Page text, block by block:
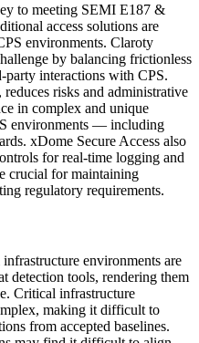
to meeting SEMI E187 &
access solutions are
environments. Claroty
by balancing frictionless
party interactions with CPS.
risks and administrative
in complex and unique
environments — including
xDome Secure Access also
for real-time logging and
crucial for maintaining
regulatory requirements.
environments are
detection tools, rendering them
Critical infrastructure
making it difficult to
from accepted baselines.